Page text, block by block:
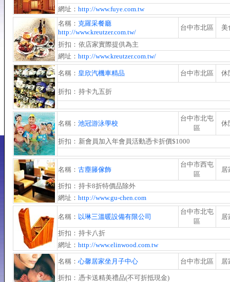
網址： http://www.fuye.com.tw
名稱： 克羅采餐廳
http://www.kreutzer.com.tw/
台中市北區 美
折扣： 依店家實際提供為主
網址： http://www.kreutzer.com.tw/
名稱： 皇欣汽機車精品 台中市北區 休
折扣： 持卡九五折
名稱： 池冠游泳學校
台中市北屯
區
休
折扣： 新會員加入年會員活動憑卡折價$1000
名稱： 古塵籐傢飾
台中市西屯
區
居
折扣： 持卡8折特價品除外
網址： http://www.gu-chen.com
名稱： 以琳三溫暖設備有限公司
台中市北屯
區
居
折扣： 持卡八折
網址： http://www.elinwood.com.tw
名稱： 心馨居家坐月子中心 台中市北區 居
折扣： 憑卡送精美禮品(不可折抵現金)